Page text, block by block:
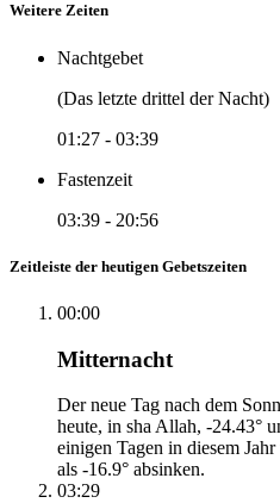
Weitere Zeiten
Nachtgebet
(Das letzte drittel der Nacht)
01:27 - 03:39
Fastenzeit
03:39 - 20:56
Zeitleiste der heutigen Gebetszeiten
00:00
Mitternacht
Der neue Tag nach dem
heute, in sha Allah, -24.43°
einigen Tagen in diesem
als -16.9° absinken.
03:29